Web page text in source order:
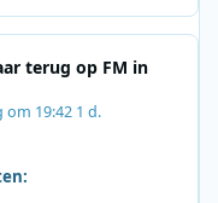
terug op FM in
om 19:42 1 d.